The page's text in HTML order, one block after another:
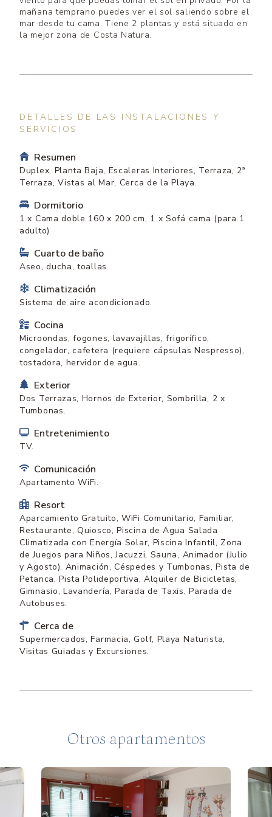
mañana temprano puedes ver el sol saliendo sobre el
mar desde tu cama. Tiene 2 plantas y está situado en
la mejor zona de Costa Natura.
DETALLES DE LAS INSTALACIONES Y
SERVICIOS
Resumen
Duplex, Planta Baja, Escaleras Interiores, Terraza, 2ª
Terraza, Vistas al Mar, Cerca de la Playa.
Dormitorio
1 x Cama doble 160 x 200 cm, 1 x Sofá cama (para 1
adulto)
Cuarto de baño
Aseo, ducha, toallas.
Climatización
Sistema de aire acondicionado.
Cocina
Microondas, fogones, lavavajillas, frigorífico,
congelador, cafetera (requiere cápsulas Nespresso),
tostadora, hervidor de agua.
Exterior
Dos Terrazas, Hornos de Exterior, Sombrilla, 2 x
Tumbonas.
Entretenimiento
TV.
Comunicación
Apartamento WiFi.
Resort
Aparcamiento Gratuito, WiFi Comunitario, Familiar,
Restaurante, Quiosco, Piscina de Agua Salada
Climatizada con Energía Solar, Piscina Infantil, Zona
de Juegos para Niños, Jacuzzi, Sauna, Animador (Julio
y Agosto), Animación, Céspedes y Tumbonas, Pista de
Petanca, Pista Polideportiva, Alquiler de Bicicletas,
Gimnasio, Lavandería, Parada de Taxis, Parada de
Autobuses.
Cerca de
Supermercados, Farmacia, Golf, Playa Naturista,
Visitas Guiadas y Excursiones.
Otros apartamentos